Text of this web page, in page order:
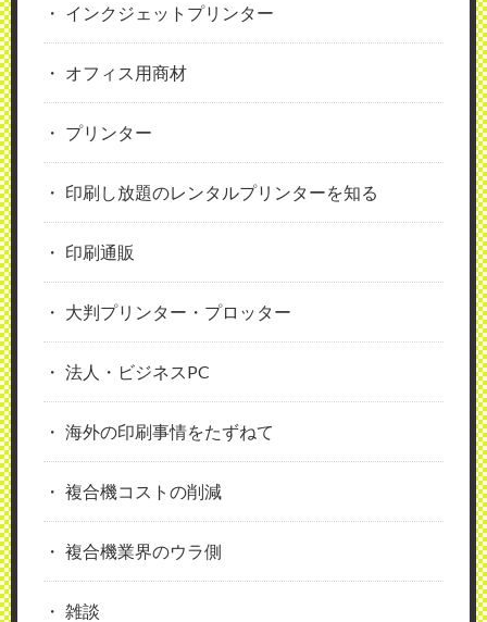
インクジェットプリンター
オフィス用商材
プリンター
印刷し放題のレンタルプリンターを知る
印刷通販
大判プリンター・プロッター
法人・ビジネスPC
海外の印刷事情をたずねて
複合機コストの削減
複合機業界のウラ側
雑談